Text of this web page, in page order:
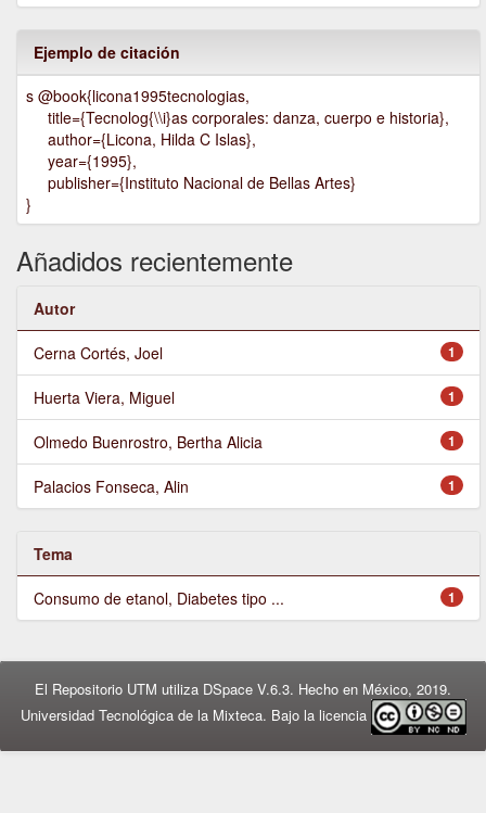
Ejemplo de citación
s @book{licona1995tecnologias,
title={Tecnolog{\\i}as corporales: danza, cuerpo e historia},
author={Licona, Hilda C Islas},
year={1995},
publisher={Instituto Nacional de Bellas Artes}
}
Añadidos recientemente
Autor
1
Cerna Cortés, Joel
1
Huerta Viera, Miguel
1
Olmedo Buenrostro, Bertha Alicia
1
Palacios Fonseca, Alin
Tema
1
Consumo de etanol, Diabetes tipo ...
El Repositorio UTM utiliza DSpace V.6.3. Hecho en México, 2019.
Universidad Tecnológica de la Mixteca. Bajo la licencia